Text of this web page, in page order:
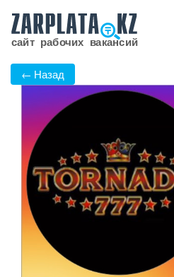
← Назад